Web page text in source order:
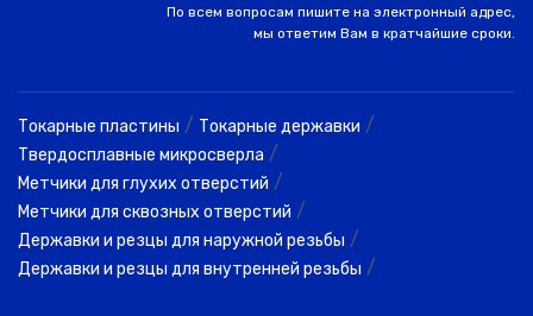
По всем вопросам пишите на электронный адрес,
мы ответим Вам в кратчайшие сроки.
Токарные пластины / Токарные державки /
Твердосплавные микросверла /
Метчики для глухих отверстий /
Метчики для сквозных отверстий /
Державки и резцы для наружной резьбы /
Державки и резцы для внутренней резьбы /